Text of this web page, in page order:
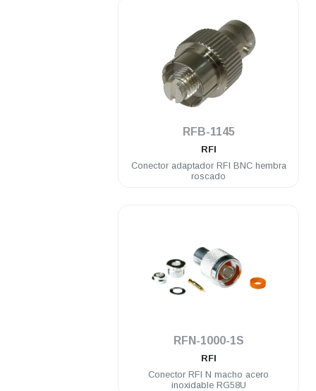
RFB-1145
RFI
Conector adaptador RFI BNC hembra
roscado
RFN-1000-1S
RFI
Conector RFI N macho acero
inoxidable RG58U